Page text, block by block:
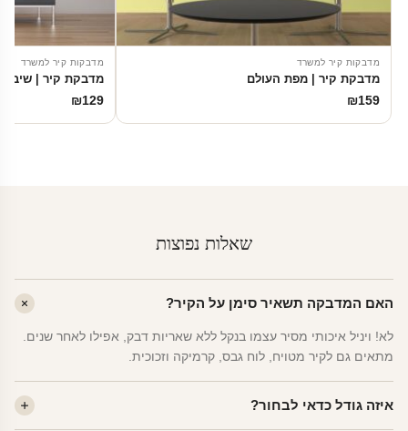
מדבקות קיר למשרד
מדבקת קיר | מפת העולם
₪159
מדבקות קיר למשרד
מדבקת קיר |
₪129
שאלות נפוצות
האם המדבקה תשאיר סימן על הקיר?
לא! ויניל איכותי מסיר עצמו בנקל ללא שאריות דבק, אפילו לאחר שנים.
מתאים גם לקיר מטויח, לוח גבס, קרמיקה וזכוכית.
איזה גודל כדאי לבחור?